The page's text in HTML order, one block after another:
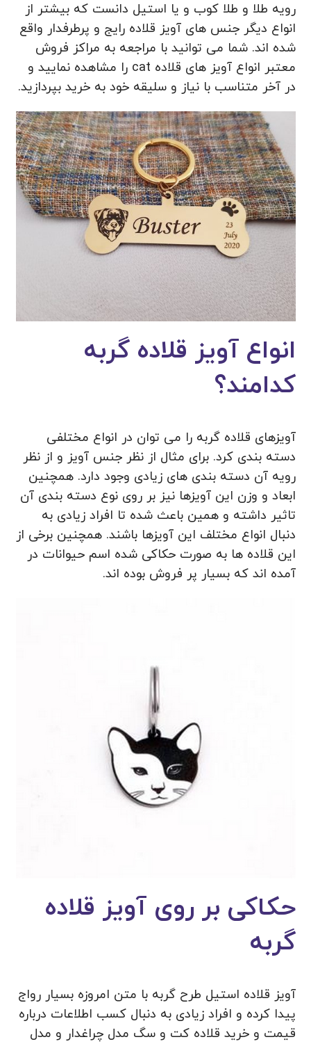
رویه طلا و طلا کوب و یا استیل دانست که بیشتر از
انواع دیگر جنس های آویز قلاده رایج و پرطرفدار واقع
شده اند. شما می توانید با مراجعه به مراکز فروش
معتبر انواع آویز های قلاده cat را مشاهده نمایید و
در آخر متناسب با نیاز و سلیقه خود به خرید بپردازید.
انواع آویز قلاده گربه
کدامند؟
آویزهای قلاده گربه را می توان در انواع مختلفی
دسته بندی کرد. برای مثال از نظر جنس آویز و از نظر
رویه آن دسته بندی های زیادی وجود دارد. همچنین
ابعاد و وزن این آویزها نیز بر روی نوع دسته بندی آن
تاثیر داشته و همین باعث شده تا افراد زیادی به
دنبال انواع مختلف این آویزها باشند. همچنین برخی از
این قلاده ها به صورت حکاکی شده اسم حیوانات در
آمده اند که بسیار پر فروش بوده اند.
حکاکی بر روی آویز قلاده
گربه
آویز قلاده استیل طرح گربه با متن امروزه بسیار رواج
پیدا کرده و افراد زیادی به دنبال کسب اطلاعات درباره
قیمت و خرید قلاده کت و سگ مدل چراغدار و مدل